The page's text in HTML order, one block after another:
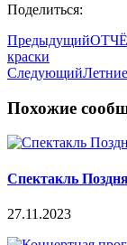
Поделиться:
Предыдущий
краски
Следующий
Похожие
Спектакль
27.11.2023